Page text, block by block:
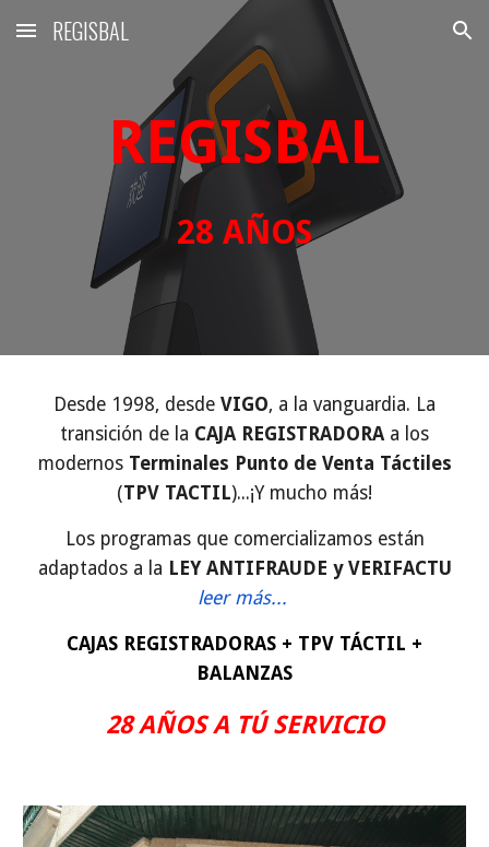
Skip to main content Skip to navigation
REGISBAL
REGISBAL
28 AÑOS
Desde 1998, desde VIGO, a la vanguardia. La
transición de la CAJA REGISTRADORAa los
modernos Terminales Punto de Venta Táctiles
(TPV TACTIL)...¡Y mucho más!
Los programas que comercializamos están
adaptados a la LEY ANTIFRAUDE y VERIFACTU
leer más...
CAJAS REGISTRADORAS + TPV TÁCTIL +
BALANZAS
28 AÑOS A TÚ SERVICIO